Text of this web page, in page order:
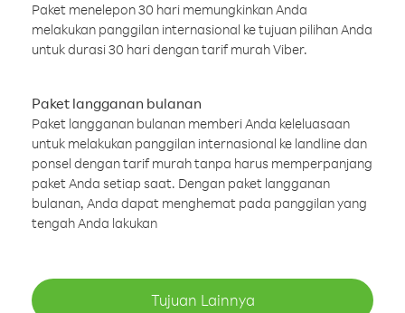
Paket menelepon 30 hari memungkinkan Anda
melakukan panggilan internasional ke tujuan pilihan Anda
untuk durasi 30 hari dengan tarif murah Viber.
Paket langganan bulanan
Paket langganan bulanan memberi Anda keleluasaan
untuk melakukan panggilan internasional ke landline dan
ponsel dengan tarif murah tanpa harus memperpanjang
paket Anda setiap saat. Dengan paket langganan
bulanan, Anda dapat menghemat pada panggilan yang
tengah Anda lakukan
Tujuan Lainnya